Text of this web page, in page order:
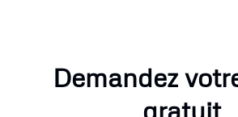
Demandez
gratuit